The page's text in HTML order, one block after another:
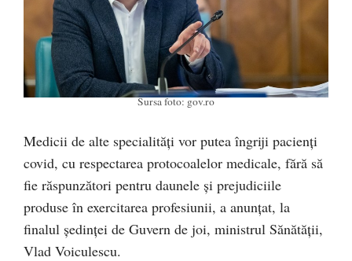
Sursa foto: gov.ro
Medicii de alte specialități vor putea îngriji pacienţi
covid, cu respectarea protocoalelor medicale, fără să
fie răspunzători pentru daunele şi prejudiciile
produse în exercitarea profesiunii, a anunțat, la
finalul ședinței de Guvern de joi, ministrul Sănătății,
Vlad Voiculescu.